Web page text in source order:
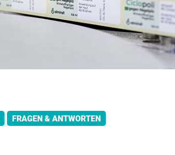
FRAGEN & ANTWORTEN